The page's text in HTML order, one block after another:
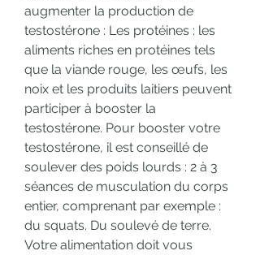
augmenter la production de
testostérone : Les protéines : les
aliments riches en protéines tels
que la viande rouge, les œufs, les
noix et les produits laitiers peuvent
participer à booster la
testostérone. Pour booster votre
testostérone, il est conseillé de
soulever des poids lourds : 2 à 3
séances de musculation du corps
entier, comprenant par exemple :
du squats. Du soulevé de terre.
Votre alimentation doit vous